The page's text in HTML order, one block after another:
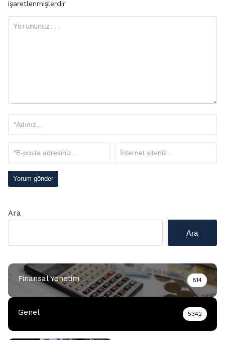
işaretlenmişlerdir
Ara
Ara
Finansal Yönetim 814
Genel 5342